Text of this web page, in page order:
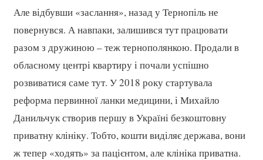
Але відбувши «заслання», назад у Тернопіль не
повернувся. А навпаки, залишився тут працювати
разом з дружиною – теж тернополянкою. Продали в
обласному центрі квартиру і почали успішно
розвиватися саме тут. У 2018 року стартувала
реформа первинної ланки медицини, і Михайло
Данильчук створив першу в Україні безкоштовну
приватну клініку. Тобто, кошти виділяє держава, вони
ж тепер «ходять» за пацієнтом, але клініка приватна.